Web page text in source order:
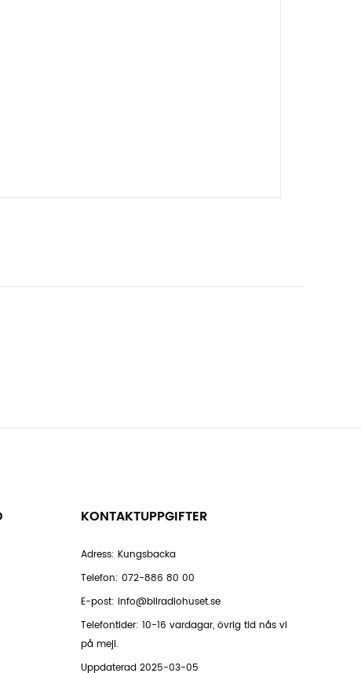
KONTAKTUPPGIFTER
Adress: Kungsbacka
Telefon: 072-886 80 00
E-post: info@bilradiohuset.se
Telefontider: 10-16 vardagar, övrig tid nås vi
på mejl.
Uppdaterad 2025-03-05